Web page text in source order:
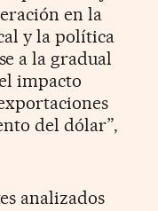
en la
y la política
a la gradual
impacto
del dólar”,
analizados